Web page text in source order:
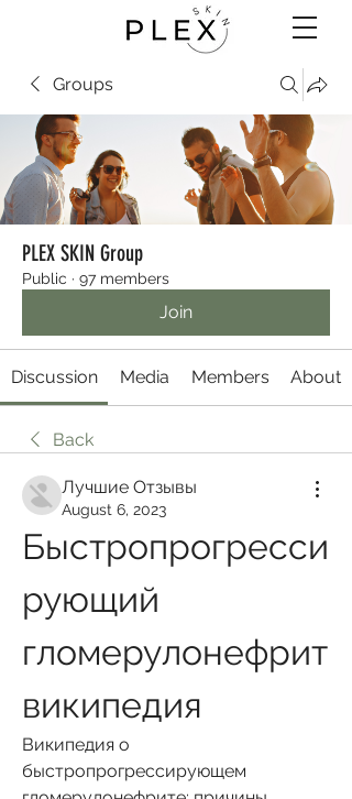
Groups
PLEX SKIN Group
Public · 97 members
Join
Discussion Media Members About
Back
Лучшие Отзывы
August 6, 2023
Быстропрогресси
рующий
гломерулонефрит
википедия
Википедия о
быстропрогрессирующем